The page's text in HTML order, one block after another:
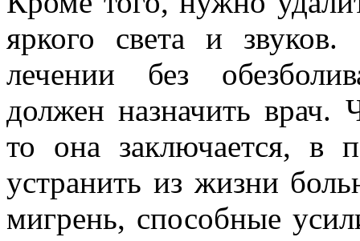
яркого света и
лечении без
должен назначить врач.
то она заключается, в
устранить из жизни
мигрень, способные